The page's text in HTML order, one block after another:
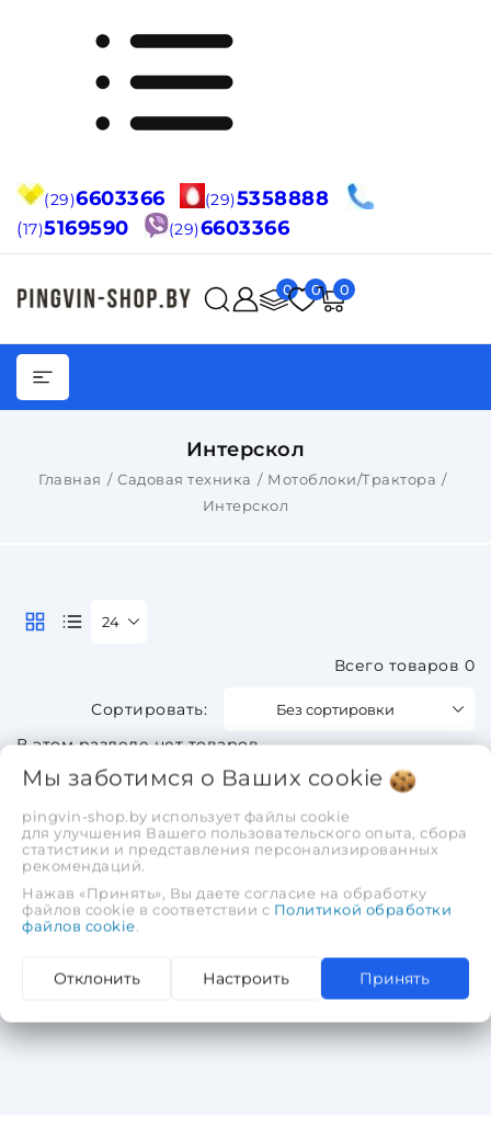
(29)6603366 (29)5358888
(17)5169590 (29)6603366
0 0 0
Интерскол
Главная Садовая техника
Мотоблоки/Трактора
Интерскол
Без сортировки
Всего товаров 0
24
В этом разделе нет товаров.
Мы заботимся о Ваших cookie
pingvin-shop.by использует файлы cookie
для улучшения Вашего пользовательского опыта, сбора
статистики и представления персонализированных
рекомендаций.
Нажав «Принять», Вы даете согласие на обработку
файлов cookie в соответствии с Политикой обработки
файлов cookie
Отклонить Настроить Принять